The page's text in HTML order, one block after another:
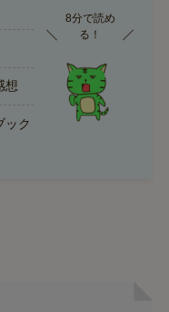
想
ック
8分で読め
る！